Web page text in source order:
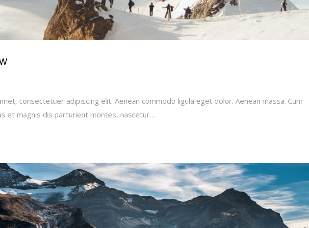
consectetuer adipiscing elit. Aenean commodo ligula eget dolor. Aenean massa. Cum
et magnis dis parturient montes, nascetur…